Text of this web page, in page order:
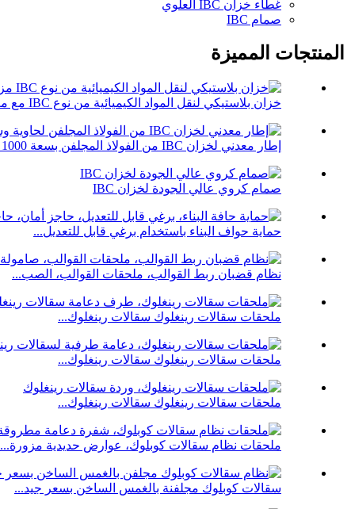
غطاء خزان IBC العلوي
صمام IBC
المنتجات المميزة
خزان بلاستيكي لنقل المواد الكيميائية من نوع IBC مع معدن مركب ...
إطار معدني لخزان IBC من الفولاذ المجلفن بسعة 1000 لتر...
صمام كروي عالي الجودة لخزان IBC
حماية حواف البناء باستخدام برغي قابل للتعديل...
نظام قضبان ربط القوالب، ملحقات القوالب، الصب...
ملحقات سقالات رينغلوك سقالات رينغلوك...
ملحقات سقالات رينغلوك سقالات رينغلوك...
ملحقات سقالات رينغلوك سقالات رينغلوك...
ملحقات نظام سقالات كوبلوك، عوارض حديدية مزورة...
سقالات كوبلوك مجلفنة بالغمس الساخن بسعر جيد...